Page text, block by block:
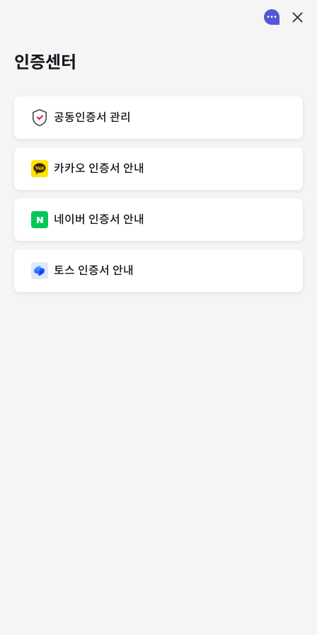
채팅 닫기
인증센터
공동인증서 관리
카카오 인증서 안내
네이버 인증서 안내
토스 인증서 안내